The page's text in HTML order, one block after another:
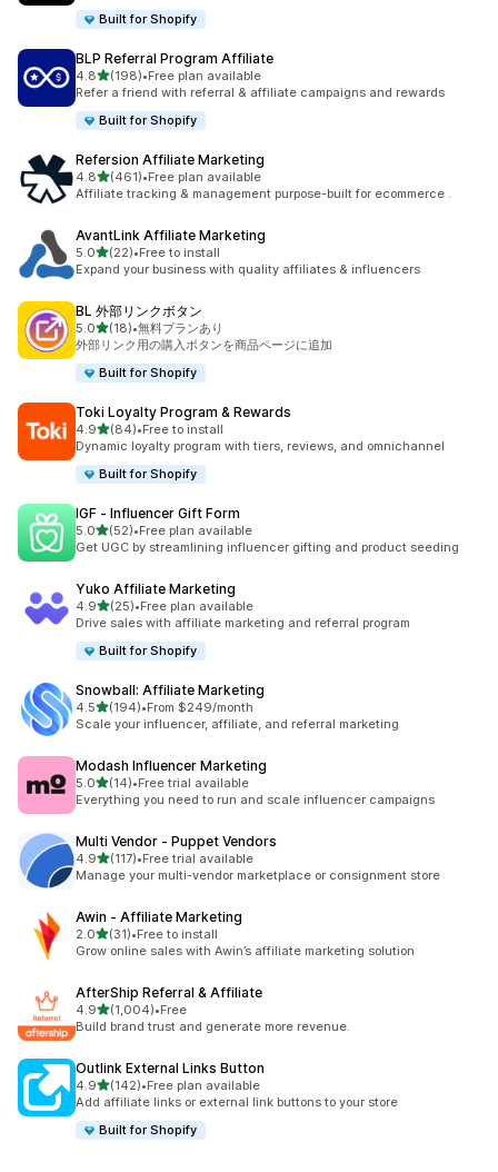
Built for Shopify
BLP Referral Program Affiliate
4.85つ星中
(198)
合計レビュー数：198件
•Free plan available
Refer a friend with referral & affiliate campaigns and rewards
Built for Shopify
Refersion Affiliate Marketing
4.85つ星中
(461)
合計レビュー数：461件
•Free plan available
Affiliate tracking & management purpose-built for ecommerce .
AvantLink Affiliate Marketing
5.05つ星中
(22)
合計レビュー数：22件
•Free to install
Expand your business with quality affiliates & influencers
BL 外部リンクボタン
5.05つ星中
(18)
合計レビュー数：18件
•無料プランあり
外部リンク用の購入ボタンを商品ページに追加
Built for Shopify
Toki Loyalty Program & Rewards
4.95つ星中
(84)
合計レビュー数：84件
•Free to install
Dynamic loyalty program with tiers, reviews, and omnichannel
Built for Shopify
IGF ‑ Influencer Gift Form
5.05つ星中
(52)
合計レビュー数：52件
•Free plan available
Get UGC by streamlining influencer gifting and product seeding
Yuko Affiliate Marketing
4.95つ星中
(25)
合計レビュー数：25件
•Free plan available
Drive sales with affiliate marketing and referral program
Built for Shopify
Snowball: Affiliate Marketing
4.55つ星中
(194)
合計レビュー数：194件
•From $249/month
Scale your influencer, affiliate, and referral marketing
Modash Influencer Marketing
5.05つ星中
(14)
合計レビュー数：14件
•Free trial available
Everything you need to run and scale influencer campaigns
Multi Vendor ‑ Puppet Vendors
4.95つ星中
(117)
合計レビュー数：117件
•Free trial available
Manage your multi-vendor marketplace or consignment store
Awin ‑ Affiliate Marketing
2.05つ星中
(31)
合計レビュー数：31件
•Free to install
Grow online sales with Awin’s affiliate marketing solution
AfterShip Referral & Affiliate
4.95つ星中
(1,004)
合計レビュー数：1004件
•Free
Build brand trust and generate more revenue.
Outlink External Links Button
4.95つ星中
(142)
合計レビュー数：142件
•Free plan available
Add affiliate links or external link buttons to your store
Built for Shopify